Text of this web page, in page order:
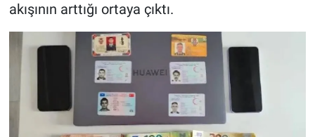
akışının arttığı ortaya çıktı.